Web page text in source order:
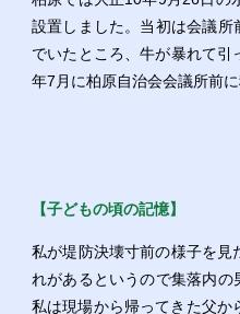
設置しました。当初は会議
でいたところ、牛が暴れて
年7月に柏原自治会会議所前
【子どもの頃の記憶】
私が堤防決壊寸前の様子を
れがあるというので集落内
私は現場から帰ってきた父